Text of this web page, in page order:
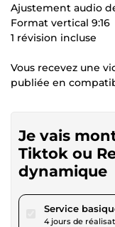
Ajustement audio
Format vertical 9:16
1 révision incluse
Vous recevez une
publiée en
Je vais
Tiktok ou
dynamique
Service
4 jours de